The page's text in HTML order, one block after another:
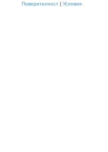
Поверителност| Условия